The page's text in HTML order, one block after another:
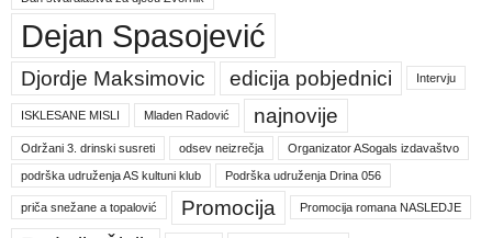
Dejan Spasojević
Djordje Maksimovic edicija pobjednici Intervju
ISKLESANE MISLI Mladen Radović najnovije
Održani 3. drinski susreti odsev neizrečja Organizator ASogals izdavaštvo
podrška udruženja AS kultuni klub Podrška udruženja Drina 056
priča snežane a topalović Promocija Promocija romana NASLEDJE